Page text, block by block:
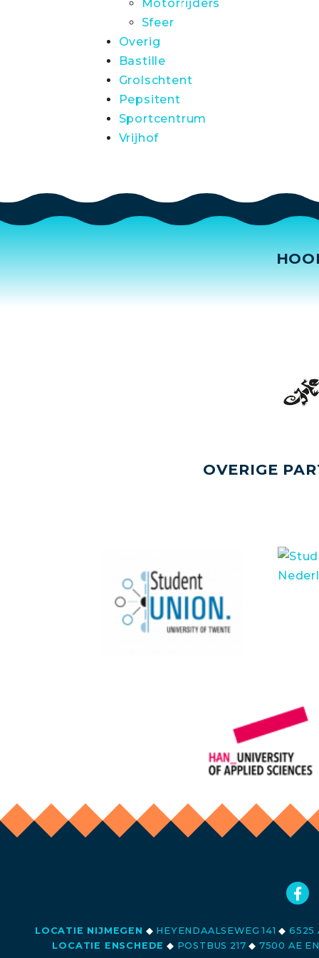
Motorrijders
Sfeer
Overig
Bastille
Grolschtent
Pepsitent
Sportcentrum
Vrijhof
OVERIGE
LOCATIE NIJMEGEN ◆ HEYENDAALSEWEG 141◆ 6525
LOCATIE ENSCHEDE ◆ POSTBUS 217◆ 7500 AE